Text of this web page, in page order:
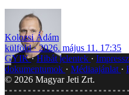
Kolozsi Ádám
külföld
2026. május 11. 17:35
GYIK Hibát jelentek
dokumentumok
Médiaajánlat
© 2026 Magyar Jeti Zrt.